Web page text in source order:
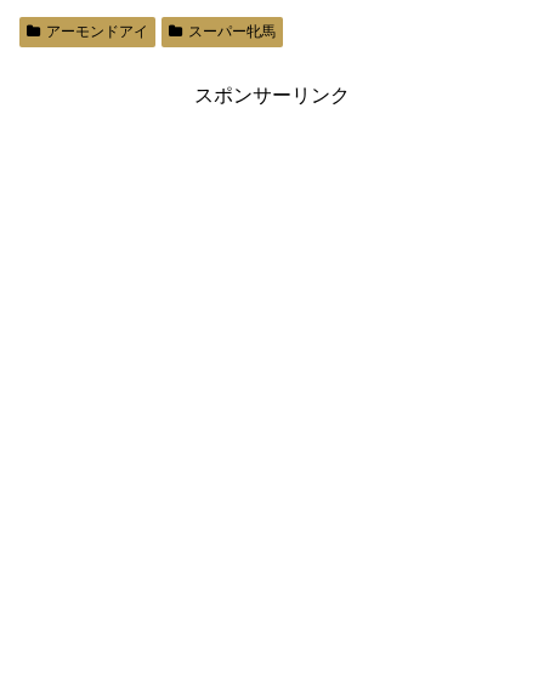
アーモンドアイ スーパー牝馬
スポンサーリンク